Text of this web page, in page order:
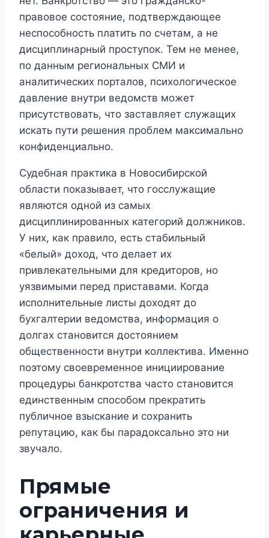
правовое состояние, подтверждающее
неспособность платить по счетам, а не
дисциплинарный проступок. Тем не менее,
по данным региональных СМИ и
аналитических порталов, психологическое
давление внутри ведомств может
присутствовать, что заставляет служащих
искать пути решения проблем максимально
конфиденциально.
Судебная практика в Новосибирской
области показывает, что госслужащие
являются одной из самых
дисциплинированных категорий должников.
У них, как правило, есть стабильный
«белый» доход, что делает их
привлекательными для кредиторов, но
уязвимыми перед приставами. Когда
исполнительные листы доходят до
бухгалтерии ведомства, информация о
долгах становится достоянием
общественности внутри коллектива. Именно
поэтому своевременное инициирование
процедуры банкротства часто становится
единственным способом прекратить
публичное взыскание и сохранить
репутацию, как бы парадоксально это ни
звучало.
Прямые
ограничения и